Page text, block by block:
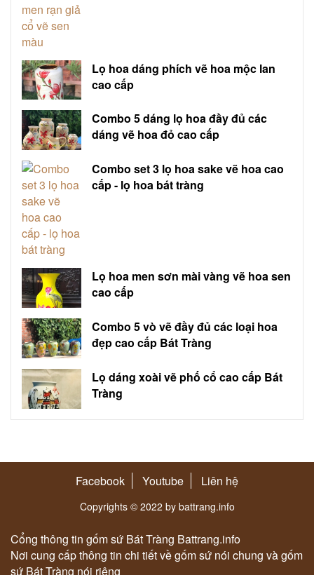
Lọ hoa dáng phích vẽ hoa mộc lan
cao cấp
Combo 5 dáng lọ hoa đầy đủ các
dáng vẽ hoa đỏ cao cấp
Combo set 3 lọ hoa sake vẽ hoa cao
cấp - lọ hoa bát tràng
Lọ hoa men sơn mài vàng vẽ hoa sen
cao cấp
Combo 5 vò vẽ đầy đủ các loại hoa
đẹp cao cấp Bát Tràng
Lọ dáng xoài vẽ phố cổ cao cấp Bát
Tràng
Facebook Youtube Liên hệ
Copyrights © 2022 by battrang.info
Cổng thông tin gốm sứ Bát Tràng Battrang.info
Nơi cung cấp thông tin chi tiết về gốm sứ nói chung và gốm
sứ Bát Tràng nói riêng